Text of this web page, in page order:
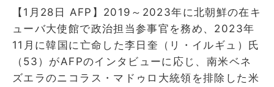
【1月28日 AFP】2019～2023年に北朝鮮の在キ
ューバ大使館で政治担当参事官を務め、2023年
11月に韓国に亡命した李日奎（リ・イルギュ）氏
（53）がAFPのインタビューに応じ、南米ベネ
ズエラのニコラス・マドゥロ大統領を排除した米